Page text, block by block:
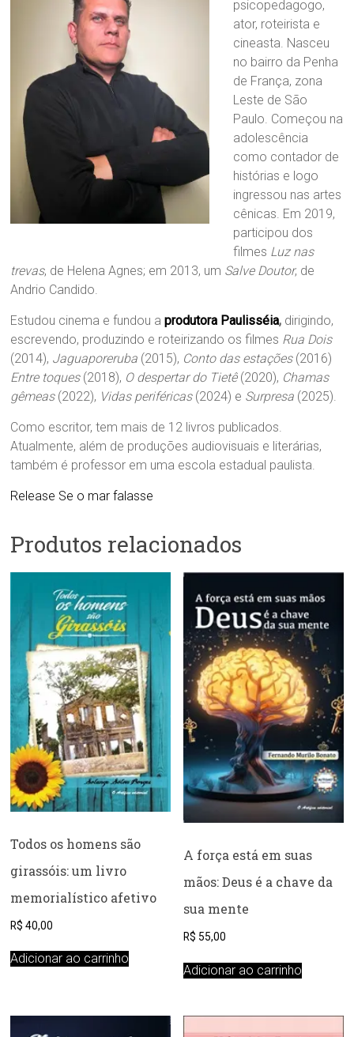
psicopedagogo,
ator, roteirista e
cineasta. Nasceu
no bairro da Penha
de França, zona
Leste de São
Paulo. Começou na
adolescência
como contador de
histórias e logo
ingressou nas artes
cênicas. Em 2019,
participou dos
filmes Luz nas
trevas, de Helena Agnes; em 2013, um Salve Doutor, de
Andrio Candido.
Estudou cinema e fundou aprodutora Paulisséia, dirigindo,
escrevendo, produzindo e roteirizando os filmes Rua Dois
(2014), Jaguaporeruba (2015), Conto das estações(2016)
Entre toques(2018), O despertar do Tietê(2020), Chamas
gêmeas(2022), Vidas periféricas(2024) e Surpresa (2025).
Como escritor, tem mais de 12 livros publicados.
Atualmente, além de produções audiovisuais e literárias,
também é professor em uma escola estadual paulista.
Release Se o mar falasse
Produtos relacionados
Todos os homens são
girassóis: um livro
memorialístico afetivo
R$ 40,00
Adicionar ao carrinho
A força está em suas
mãos: Deus é a chave da
sua mente
R$ 55,00
Adicionar ao carrinho